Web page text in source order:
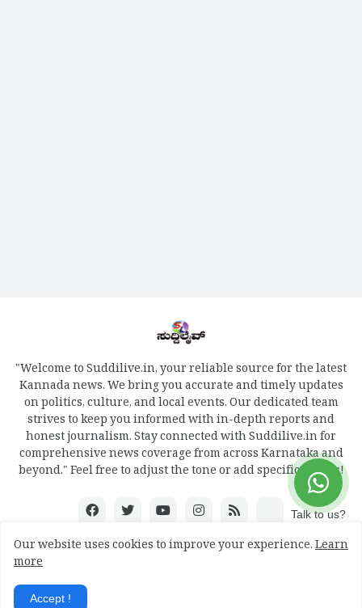
"Welcome to Suddilive.in, your reliable source for the latest
Kannada news. We bring you accurate and timely updates
on politics, culture, and local events. Our dedicated team
strives to keep you informed with in-depth reports and
honest journalism. Stay connected with Suddilive.in for
comprehensive news coverage from across Karnataka and
beyond." Feel free to adjust the tone or add specific details!
Home
Our website uses cookies to improve your experience.Learn
more
Accept !
Talk to us?